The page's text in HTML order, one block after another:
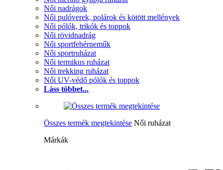
Női nadrágok
Női pulóverek, polárok és kötött mellények
Női pólók, trikók és toppok
Női rövidnadrág
Női sportfehérneműk
Női sportruházat
Női termikus ruházat
Női trekking ruházat
Női UV-védő pólók és toppok
Láss többet...
Összes termék megtekintése Női ruházat
Márkák